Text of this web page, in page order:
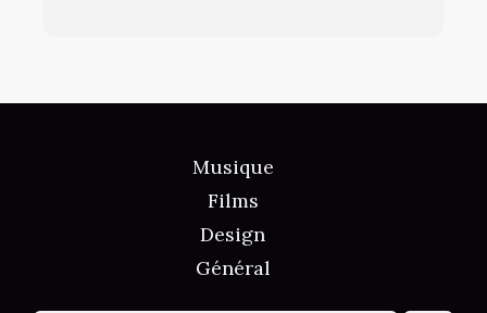
Musique
Films
Design
Général